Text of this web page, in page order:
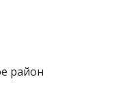
район